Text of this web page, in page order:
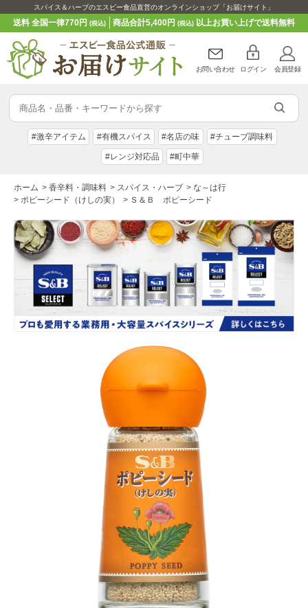
スパイス＆ハーブのエスビー食品直営のオンラインショップ「お届けサイト」
送料 全国一律770円(税込) 商品合計5,400円 (税込)以上お買い上げで送料無料
お問い合わせ ログイン 会員登録
#激辛アイテム #有機スパイス #名店の味 #チューブ調味料
#レンジ対応品 #町中華
ホーム > 香辛料・調味料 > スパイス・ハーブ > な～は行
> ポピーシード（けしの実） > Ｓ＆Ｂ ポピーシード